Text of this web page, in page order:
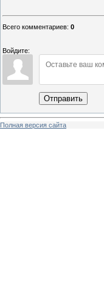
Всего комментариев: 0
Войдите:
Отправить
Полная версия сайта